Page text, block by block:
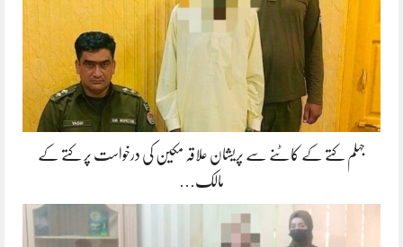
جہلم کتے کے کاٹنے سے پریشان علاقہ مکین کی درخواست پر کتے کے
مالک…